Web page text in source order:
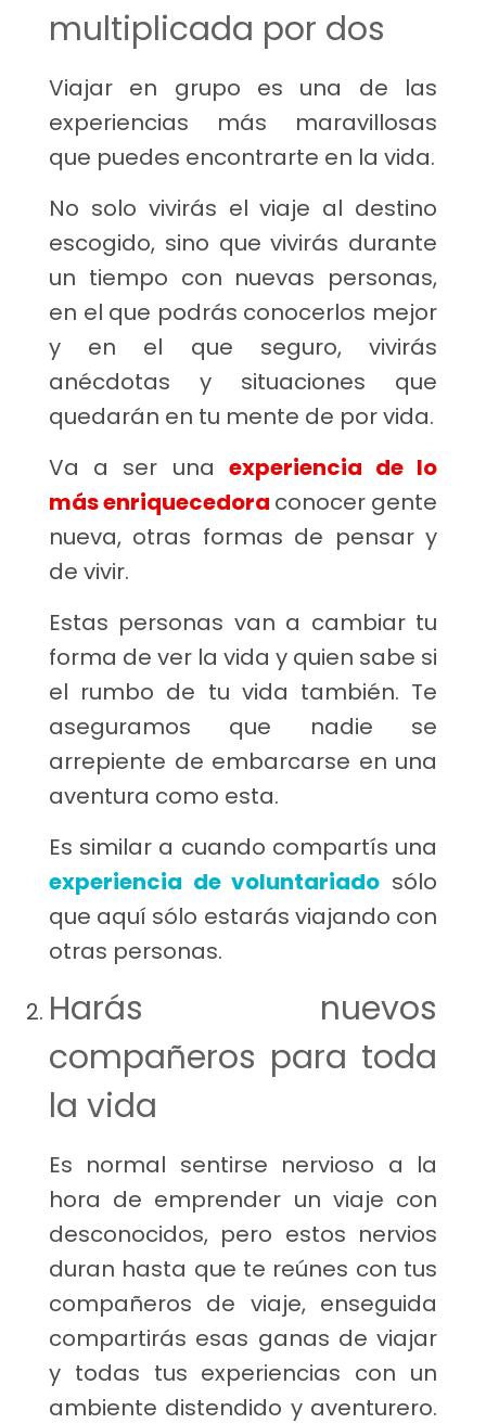
multiplicada por dos
Viajar en grupo es una de las
experiencias más maravillosas
que puedes encontrarte en la vida.
No solo vivirás el viaje al destino
escogido, sino que vivirás durante
un tiempo con nuevas personas,
en el que podrás conocerlos mejor
y en el que seguro, vivirás
anécdotas y situaciones que
quedarán en tu mente de por vida.
Va a ser una experiencia de lo
más enriquecedora conocer gente
nueva, otras formas de pensar y
de vivir.
Estas personas van a cambiar tu
forma de ver la vida y quien sabe si
el rumbo de tu vida también. Te
aseguramos que nadie se
arrepiente de embarcarse en una
aventura como esta.
Es similar a cuando compartís una
experiencia de voluntariado sólo
que aquí sólo estarás viajando con
otras personas.
Harás nuevos
compañeros para toda
la vida
Es normal sentirse nervioso a la
hora de emprender un viaje con
desconocidos, pero estos nervios
duran hasta que te reúnes con tus
compañeros de viaje, enseguida
compartirás esas ganas de viajar
y todas tus experiencias con un
ambiente distendido y aventurero.